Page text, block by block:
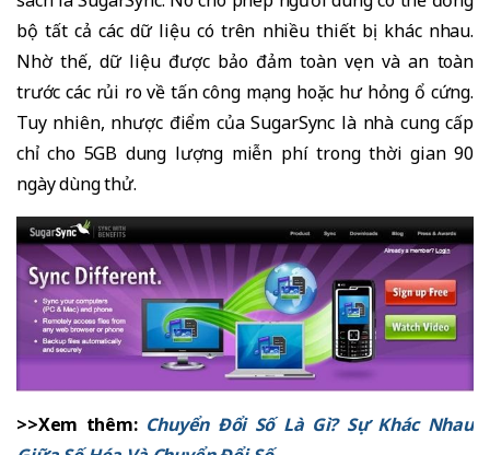
bộ tất cả các dữ liệu có trên nhiều thiết bị khác nhau.
Nhờ thế, dữ liệu được bảo đảm toàn vẹn và an toàn
trước các rủi ro về tấn công mạng hoặc hư hỏng ổ cứng.
Tuy nhiên, nhược điểm của SugarSync là nhà cung cấp
chỉ cho 5GB dung lượng miễn phí trong thời gian 90
ngày dùng thử.
>>Xem thêm: Chuyển Đổi Số Là Gì? Sự Khác Nhau